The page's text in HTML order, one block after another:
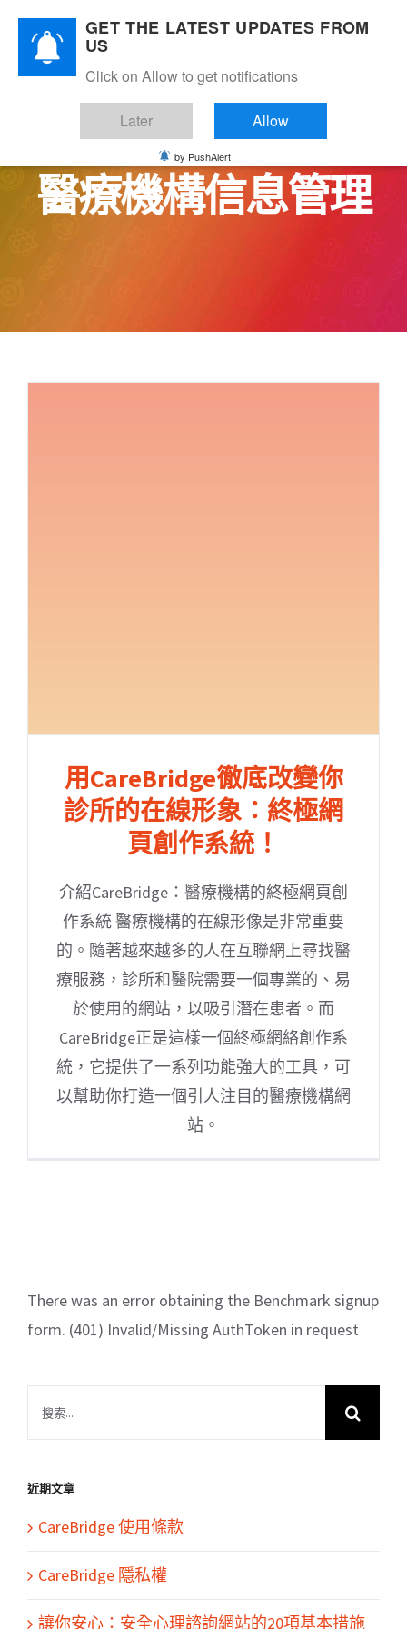
Skip
content
醫療機構信息管理
用CareBridge徹底改變你
診所的在線形象：終極網
頁創作系統！
介紹CareBridge：醫療機構的終極網頁創
作系統 醫療機構的在線形像是非常重要
的。隨著越來越多的人在互聯網上尋找醫
療服務，診所和醫院需要一個專業的、易
於使用的網站，以吸引潛在患者。而
CareBridge正是這樣一個終極網絡創作系
統，它提供了一系列功能強大的工具，可
以幫助你打造一個引人注目的醫療機構網
站。
There was an error obtaining the Benchmark signup
form. (401) Invalid/Missing AuthToken in request
果：
近期文章
CareBridge 使用條款
CareBridge 隱私權
讓你安心：安全心理諮詢網站的20項基本措施
GET THE LATEST UPDATES FROM
US
Click on Allow to get notifications
Later Allow
by PushAlert